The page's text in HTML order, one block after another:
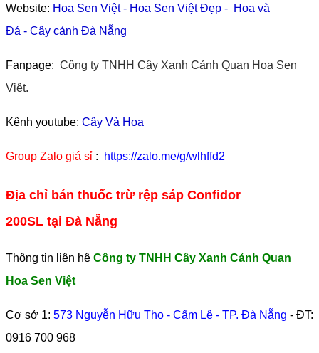
Website: Hoa Sen Việt- Hoa Sen Việt Đẹp - Hoa và
Đá - Cây cảnh Đà Nẵng
Fanpage: Công ty TNHH Cây Xanh Cảnh Quan Hoa Sen
Việt.
Kênh youtube: Cây Và Hoa
Group Zalo giá sỉ : https://zalo.me/g/wlhffd2
Địa chỉ bán thuốc trừ rệp sáp Confidor
200SL tại Đà Nẵng
Thông tin liên hệ Công ty TNHH Cây Xanh Cảnh Quan
Hoa Sen Việt
Cơ sở 1: 573 Nguyễn Hữu Thọ - Cẩm Lệ - TP. Đà Nẵng - ĐT:
0916 700 968